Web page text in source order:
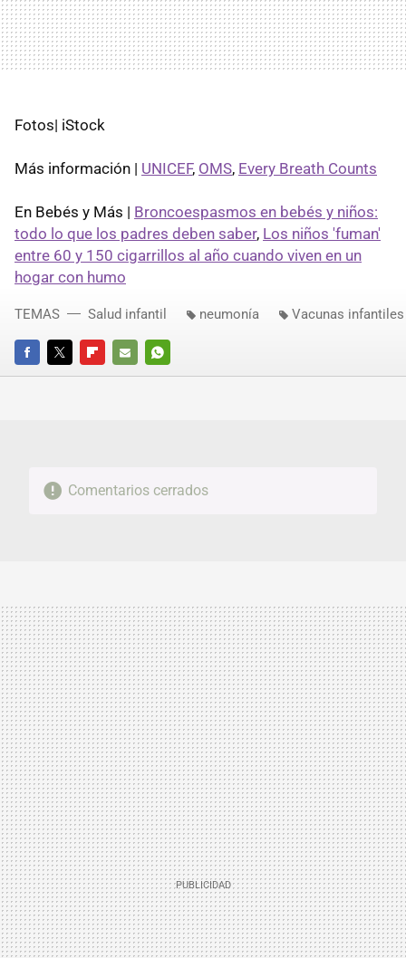
Fotos| iStock
Más información | UNICEF, OMS, Every Breath Counts
En Bebés y Más | Broncoespasmos en bebés y niños:
todo lo que los padres deben saber, Los niños 'fuman'
entre 60 y 150 cigarrillos al año cuando viven en un
hogar con humo
FACEBOOKTWITTERFLIPBOARD
E-
WHATSAPP
TEMAS Salud infantil neumonía Vacunas infantiles
Comentarios cerrados